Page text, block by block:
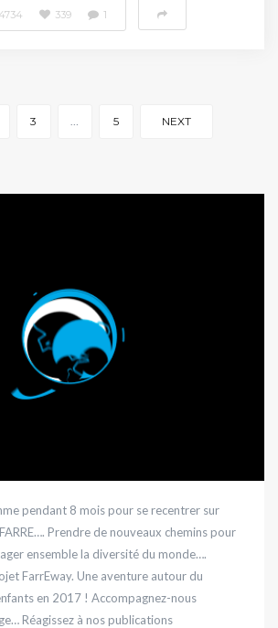
4734 339 1
3 … 5 NEXT
pendant 8 mois pour se recentrer sur
Prendre de nouveaux chemins pour
ensemble la diversité du monde….
FarrEway. Une aventure autour du
en 2017 ! Accompagnez-nous
Réagissez à nos publications